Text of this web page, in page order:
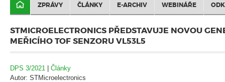
ZPRÁVY ČLÁNKY E-ARCHIV WEBINÁŘE
STMICROELECTRONICS PŘEDSTAVUJE NOVOU
MEŘICÍHO TOF SENZORU VL53L5
DPS 3/2021 | Články
Autor: STMicroelectronics